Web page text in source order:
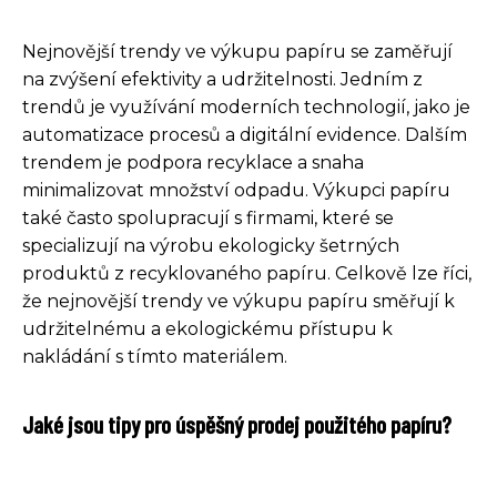
Nejnovější trendy ve výkupu papíru se zaměřují
na zvýšení efektivity a udržitelnosti. Jedním z
trendů je využívání moderních technologií, jako je
automatizace procesů a digitální evidence. Dalším
trendem je podpora recyklace a snaha
minimalizovat množství odpadu. Výkupci papíru
také často spolupracují s firmami, které se
specializují na výrobu ekologicky šetrných
produktů z recyklovaného papíru. Celkově lze říci,
že nejnovější trendy ve výkupu papíru směřují k
udržitelnému a ekologickému přístupu k
nakládání s tímto materiálem.
Jaké jsou tipy pro úspěšný prodej použitého papíru?